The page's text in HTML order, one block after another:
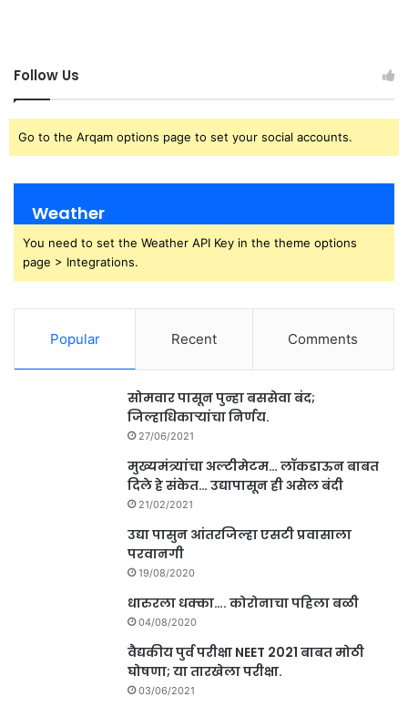
Follow Us
Go to the Arqam options page to set your social accounts.
Weather
You need to set the Weather API Key in the theme options
page > Integrations.
Popular Recent Comments
सोमवार पासून पुन्हा बससेवा बंद;
जिल्हाधिकाऱ्यांचा निर्णय.
27/06/2021
मुख्यमंत्र्यांचा अल्टीमेटम… लॉकडाऊन बाबत
दिले हे संकेत… उद्यापासून ही असेल बंदी
21/02/2021
उद्या पासुन आंतरजिल्हा एसटी प्रवासाला
परवानगी
19/08/2020
धारुरला धक्का…. कोरोनाचा पहिला बळी
04/08/2020
वैद्यकीय पुर्व परीक्षा NEET 2021 बाबत मोठी
घोषणा; या तारखेला परीक्षा.
03/06/2021